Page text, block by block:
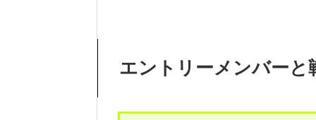
エントリーメンバーと